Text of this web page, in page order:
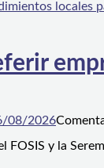
08/2026
FOSIS y la